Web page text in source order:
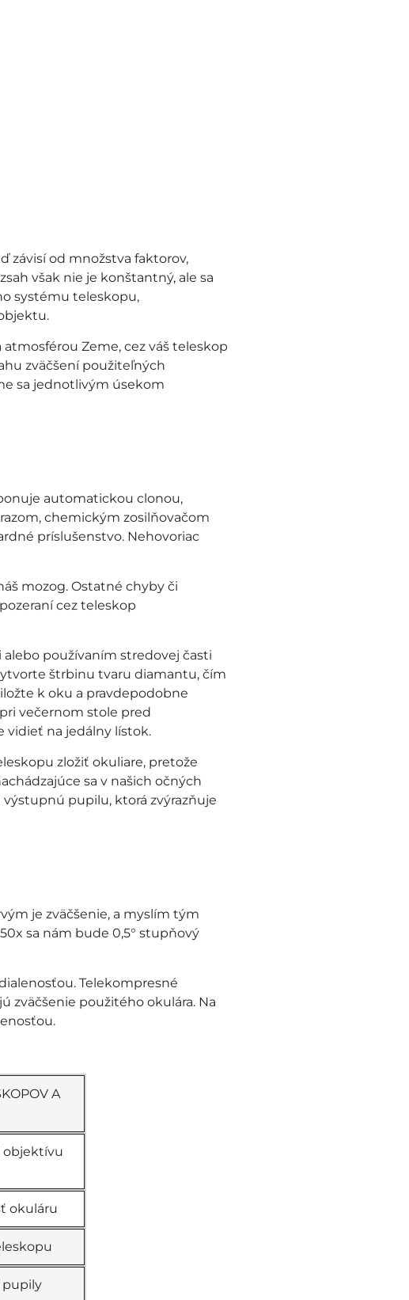
závisí od množstva faktorov,
však nie je konštantný, ale sa
systému teleskopu,
Zeme, cez váš teleskop
zväčšení použiteľných
sa jednotlivým úsekom
automatickou clonou,
chemickým zosilňovačom
príslušenstvo. Nehovoriac
mozog. Ostatné chyby či
cez teleskop
používaním stredovej časti
štrbinu tvaru diamantu, čím
k oku a pravdepodobne
večernom stole pred
vidieť na jedálny lístok.
zložiť okuliare, pretože
sa v našich očných
pupilu, ktorá zvýrazňuje
je zväčšenie, a myslím tým
sa nám bude 0,5° stupňový
Telekompresné
zväčšenie použitého okulára. Na
A
objektívu
okuláru